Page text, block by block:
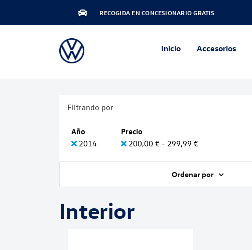
RECOGIDA EN CONCESIONARIO GRATIS
Inicio Accesorios
Filtrando por
Año
2014
Precio
200,00 € - 299,99 €
Ordenar por
Interior